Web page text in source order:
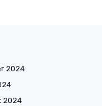
2024
2024